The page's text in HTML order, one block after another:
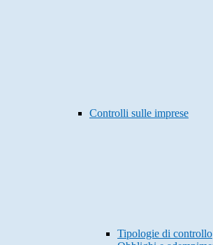
Controlli sulle imprese
Tipologie di controllo